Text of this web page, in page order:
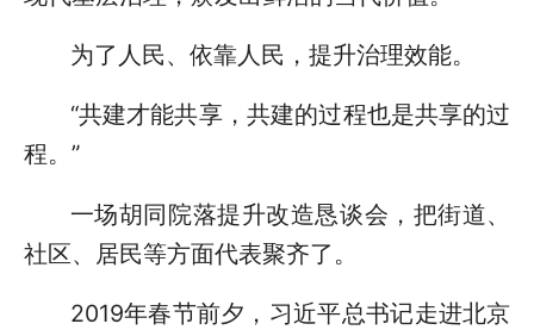
为了人民、依靠人民，提升治理效能。
“共建才能共享，共建的过程也是共享的过
程。”
一场胡同院落提升改造恳谈会，把街道、
社区、居民等方面代表聚齐了。
2019年春节前夕，习近平总书记走进北京